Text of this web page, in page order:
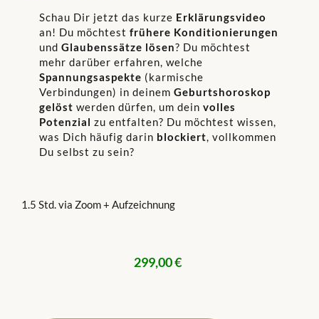
Schau Dir jetzt das kurze Erklärungsvideo
an! Du möchtest frühere Konditionierungen
und Glaubenssätze lösen? Du möchtest
mehr darüber erfahren, welche
Spannungsaspekte (karmische
Verbindungen) in deinem Geburtshoroskop
gelöst werden dürfen, um dein volles
Potenzial zu entfalten? Du möchtest wissen,
was Dich häufig darin blockiert, vollkommen
Du selbst zu sein?
1.5 Std. via Zoom + Aufzeichnung
299,00 €